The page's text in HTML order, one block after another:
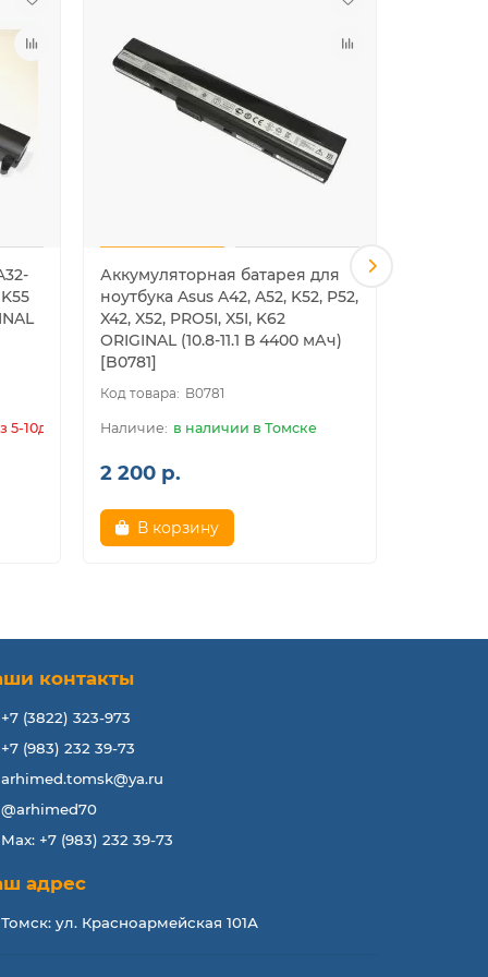
5-10дн.
Аккумуляторная батарея для
ноутбука Asus A42, A52, K52, P52,
X42, X52, PRO5I, X5I, K62
ORIGINAL (10.8-11.1 В 4400 мАч)
[B0781]
B0781
в наличии в Томске
2 200 р.
В корзину
контакты
+7 (3822) 323-973
+7 (983) 232 39-73
arhimed.tomsk@ya.ru
@arhimed70
Max: +7 (983) 232 39-73
адрес
Томск: ул. Красноармейская 101А